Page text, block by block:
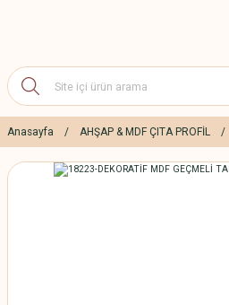
Anasayfa AHŞAP & MDF ÇITA PROFİL